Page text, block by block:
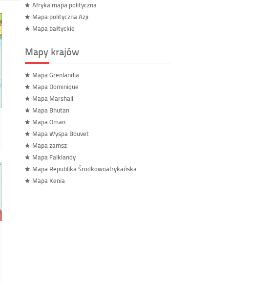
Afryka mapa polityczna
Mapa polityczna Azji
Mapa bałtyckie
Mapy krajów
Mapa Grenlandia
Mapa Dominique
Mapa Marshall
Mapa Bhutan
Mapa Oman
Mapa Wyspa Bouvet
Mapa zamsz
Mapa Falklandy
Mapa Republika Środkowoafrykańska
Mapa Kenia